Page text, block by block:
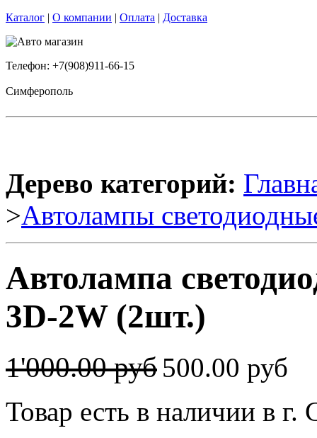
Каталог | О компании | Оплата | Доставка
Телефон: +7(908)911-66-15
Симферополь
Дерево категорий:
>Автолампы
Автолампа
3D-2W (2шт.)
1'000.00 руб 500.00 руб
Товар есть в наличии в